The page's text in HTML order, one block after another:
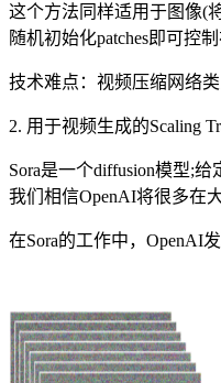
这个方法同样适用于图像(
随机初始化patches即可控
技术难点：视频压缩网络
2. 用于视频生成的Scaling
Sora是一个diffusion模型;
我们相信OpenAI将很多在
在Sora的工作中，OpenAI